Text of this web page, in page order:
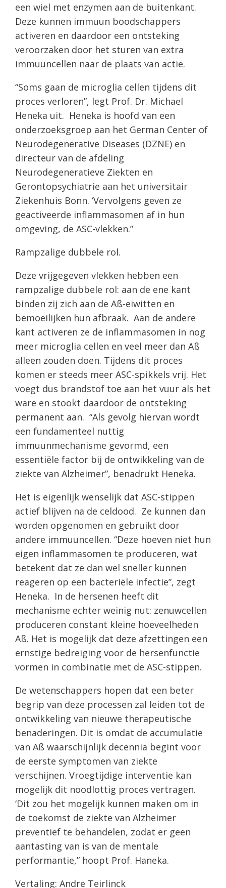
een wiel met enzymen aan de buitenkant.
Deze kunnen immuun boodschappers
activeren en daardoor een ontsteking
veroorzaken door het sturen van extra
immuuncellen naar de plaats van actie.
“Soms gaan de microglia cellen tijdens dit
proces verloren”, legt Prof. Dr. Michael
Heneka uit. Heneka is hoofd van een
onderzoeksgroep aan het German Center of
Neurodegenerative Diseases (DZNE) en
directeur van de afdeling
Neurodegeneratieve Ziekten en
Gerontopsychiatrie aan het universitair
Ziekenhuis Bonn. ‘Vervolgens geven ze
geactiveerde inflammasomen af in hun
omgeving, de ASC-vlekken.”
Rampzalige dubbele rol.
Deze vrijgegeven vlekken hebben een
rampzalige dubbele rol: aan de ene kant
binden zij zich aan de Aß-eiwitten en
bemoeilijken hun afbraak. Aan de andere
kant activeren ze de inflammasomen in nog
meer microglia cellen en veel meer dan Aß
alleen zouden doen. Tijdens dit proces
komen er steeds meer ASC-spikkels vrij. Het
voegt dus brandstof toe aan het vuur als het
ware en stookt daardoor de ontsteking
permanent aan. “Als gevolg hiervan wordt
een fundamenteel nuttig
immuunmechanisme gevormd, een
essentiële factor bij de ontwikkeling van de
ziekte van Alzheimer”, benadrukt Heneka.
Het is eigenlijk wenselijk dat ASC-stippen
actief blijven na de celdood. Ze kunnen dan
worden opgenomen en gebruikt door
andere immuuncellen. “Deze hoeven niet hun
eigen inflammasomen te produceren, wat
betekent dat ze dan wel sneller kunnen
reageren op een bacteriële infectie”, zegt
Heneka. In de hersenen heeft dit
mechanisme echter weinig nut: zenuwcellen
produceren constant kleine hoeveelheden
Aß. Het is mogelijk dat deze afzettingen een
ernstige bedreiging voor de hersenfunctie
vormen in combinatie met de ASC-stippen.
De wetenschappers hopen dat een beter
begrip van deze processen zal leiden tot de
ontwikkeling van nieuwe therapeutische
benaderingen. Dit is omdat de accumulatie
van Aß waarschijnlijk decennia begint voor
de eerste symptomen van ziekte
verschijnen. Vroegtijdige interventie kan
mogelijk dit noodlottig proces vertragen.
‘Dit zou het mogelijk kunnen maken om in
de toekomst de ziekte van Alzheimer
preventief te behandelen, zodat er geen
aantasting van is van de mentale
performantie,” hoopt Prof. Haneka.
Vertaling: Andre Teirlinck